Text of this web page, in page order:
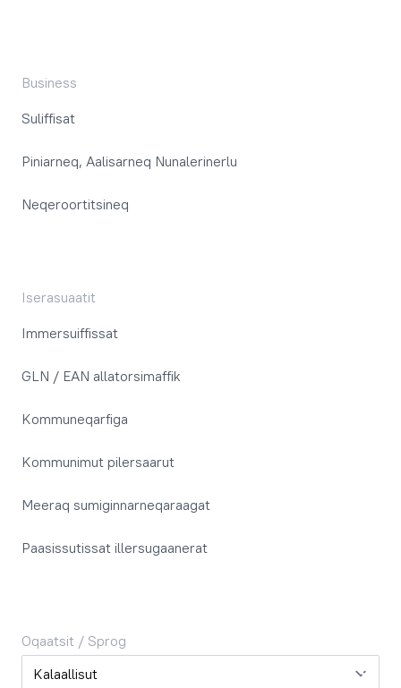
Business
Suliffisat
Piniarneq, Aalisarneq Nunalerinerlu
Neqeroortitsineq
Iserasuaatit
Immersuiffissat
GLN / EAN allatorsimaffik
Kommuneqarfiga
Kommunimut pilersaarut
Meeraq sumiginnarneqaraagat
Paasissutissat illersugaanerat
Oqaatsit / Sprog
Oqaatsit / Sprog